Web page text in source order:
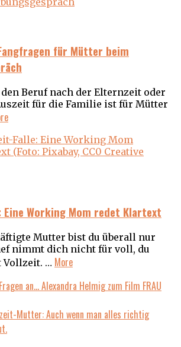
für Mütter beim
Beruf nach der Elternzeit oder
für die Familie ist für Mütter
Eine Working Mom redet Klartext
Mutter bist du überall nur
nimmt dich nicht für voll, du
Vollzeit. … More
an… Alexandra Helmig zum Film FRAU
Mutter: Auch wenn man alles richtig